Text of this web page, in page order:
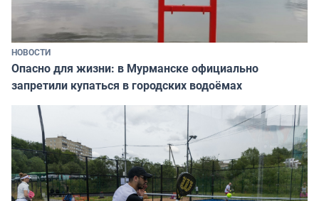
НОВОСТИ
Опасно для жизни: в Мурманске официально
запретили купаться в городских водоёмах